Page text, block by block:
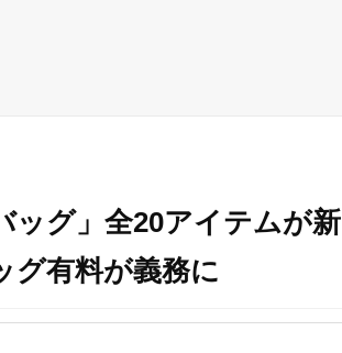
ッグ」全20アイテムが新
グ有料が義務に